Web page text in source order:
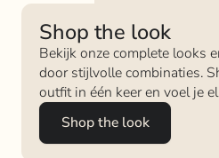
Shop the look
Bekijk onze complete looks
door stijlvolle combinaties.
outfit in één keer en voel je
Shop the look